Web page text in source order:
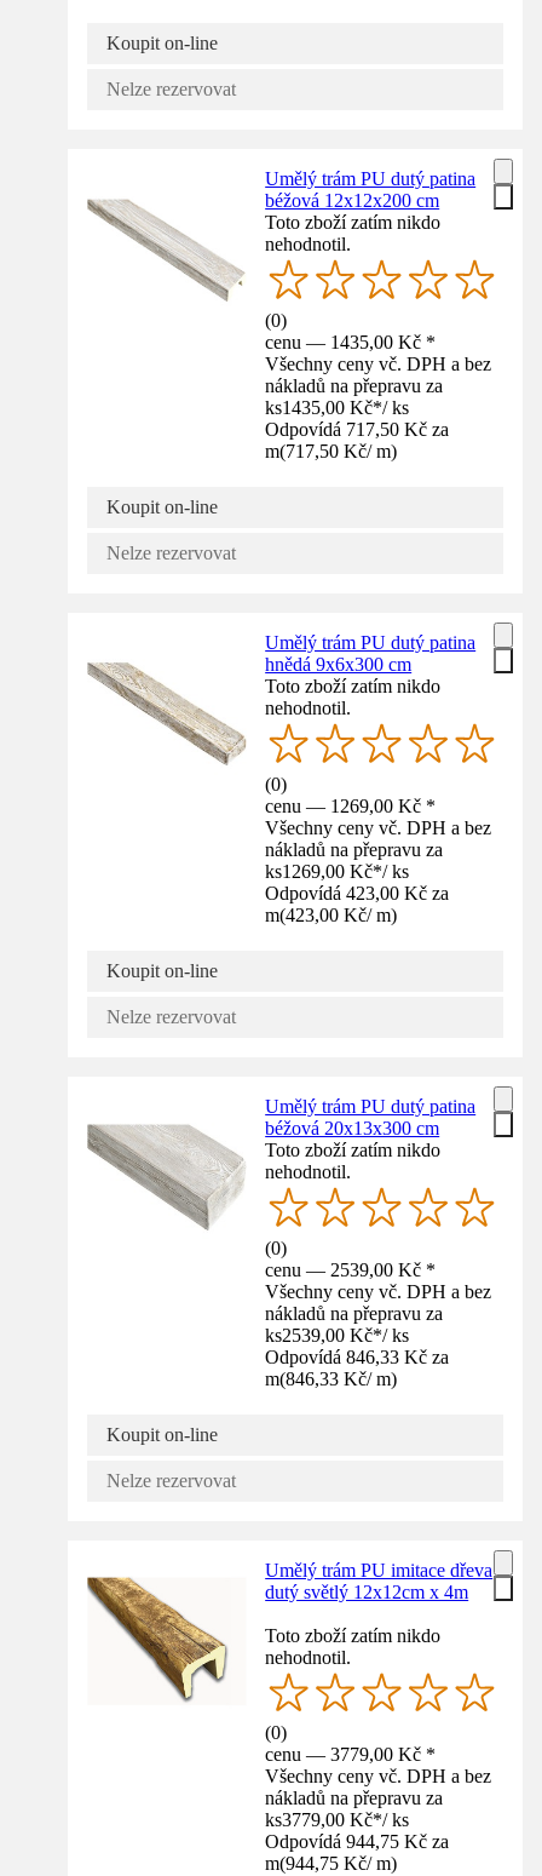
Koupit on-line
Nelze rezervovat
Umělý trám PU dutý patina
béžová 12x12x200 cm
Toto zboží zatím nikdo
nehodnotil.
(0)
cenu — 1435,00 Kč *
Všechny ceny vč. DPH a bez
nákladů na přepravu za
ks1435,00 Kč*/ ks
Odpovídá 717,50 Kč za
m(717,50 Kč/ m)
Koupit on-line
Nelze rezervovat
Umělý trám PU dutý patina
hnědá 9x6x300 cm
Toto zboží zatím nikdo
nehodnotil.
(0)
cenu — 1269,00 Kč *
Všechny ceny vč. DPH a bez
nákladů na přepravu za
ks1269,00 Kč*/ ks
Odpovídá 423,00 Kč za
m(423,00 Kč/ m)
Koupit on-line
Nelze rezervovat
Umělý trám PU dutý patina
béžová 20x13x300 cm
Toto zboží zatím nikdo
nehodnotil.
(0)
cenu — 2539,00 Kč *
Všechny ceny vč. DPH a bez
nákladů na přepravu za
ks2539,00 Kč*/ ks
Odpovídá 846,33 Kč za
m(846,33 Kč/ m)
Koupit on-line
Nelze rezervovat
Umělý trám PU imitace dřeva
dutý světlý 12x12cm x 4m
Toto zboží zatím nikdo
nehodnotil.
(0)
cenu — 3779,00 Kč *
Všechny ceny vč. DPH a bez
nákladů na přepravu za
ks3779,00 Kč*/ ks
Odpovídá 944,75 Kč za
m(944,75 Kč/ m)